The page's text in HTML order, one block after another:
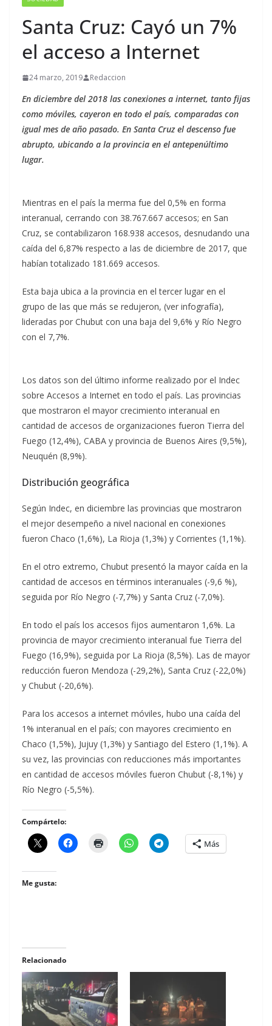
Santa Cruz: Cayó un 7%
el acceso a Internet
24 marzo, 2019 Redaccion
En diciembre del 2018 las conexiones a internet, tanto fijas
como móviles, cayeron en todo el país, comparadas con
igual mes de año pasado. En Santa Cruz el descenso fue
abrupto, ubicando a la provincia en el antepenúltimo
lugar.
Mientras en el país la merma fue del 0,5% en forma
interanual, cerrando con 38.767.667 accesos; en San
Cruz, se contabilizaron 168.938 accesos, desnudando una
caída del 6,87% respecto a las de diciembre de 2017, que
habían totalizado 181.669 accesos.
Esta baja ubica a la provincia en el tercer lugar en el
grupo de las que más se redujeron, (ver infografía),
lideradas por Chubut con una baja del 9,6% y Río Negro
con el 7,7%.
Los datos son del último informe realizado por el Indec
sobre Accesos a Internet en todo el país. Las provincias
que mostraron el mayor crecimiento interanual en
cantidad de accesos de organizaciones fueron Tierra del
Fuego (12,4%), CABA y provincia de Buenos Aires (9,5%),
Neuquén (8,9%).
Distribución geográfica
Según Indec, en diciembre las provincias que mostraron
el mejor desempeño a nivel nacional en conexiones
fueron Chaco (1,6%), La Rioja (1,3%) y Corrientes (1,1%).
En el otro extremo, Chubut presentó la mayor caída en la
cantidad de accesos en términos interanuales (-9,6 %),
seguida por Río Negro (-7,7%) y Santa Cruz (-7,0%).
En todo el país los accesos fijos aumentaron 1,6%. La
provincia de mayor crecimiento interanual fue Tierra del
Fuego (16,9%), seguida por La Rioja (8,5%). Las de mayor
reducción fueron Mendoza (-29,2%), Santa Cruz (-22,0%)
y Chubut (-20,6%).
Para los accesos a internet móviles, hubo una caída del
1% interanual en el país; con mayores crecimiento en
Chaco (1,5%), Jujuy (1,3%) y Santiago del Estero (1,1%). A
su vez, las provincias con reducciones más importantes
en cantidad de accesos móviles fueron Chubut (-8,1%) y
Río Negro (-5,5%).
Compártelo:
Más
Me gusta:
Relacionado